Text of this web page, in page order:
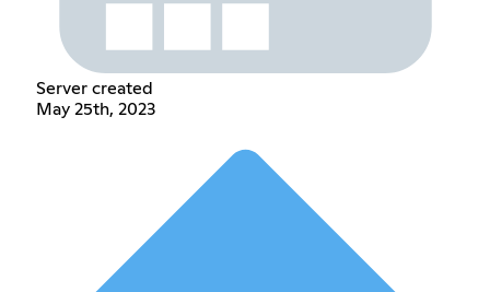
Server created
May 25th, 2023